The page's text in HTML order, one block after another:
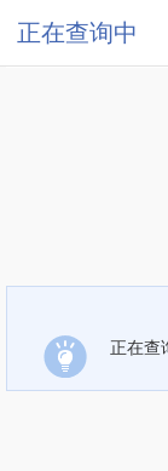
正在查询中
正在查